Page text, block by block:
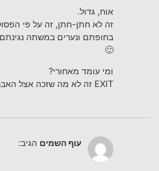
אוח, גדול.
זה לא חתן-חתן, זה על פי
בחופתם ונערים במשתה
🙂
ומי עומד מאחורי?
EXIT זה לא מה שזכה אצל האבריימליות הקודמות?
עוף השמים הגיב: